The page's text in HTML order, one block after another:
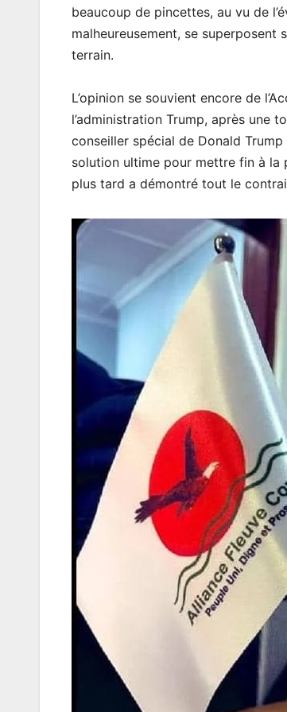
beaucoup de pincettes, au vu de
malheureusement, se
terrain.
L’opinion se souvient encore de
l’administration Trump, après une
conseiller spécial de Donald
solution ultime pour mettre fin à la
plus tard a démontré tout le